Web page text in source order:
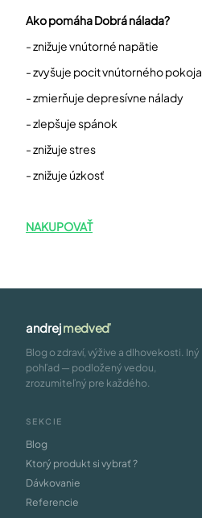
Ako pomáha Dobrá nálada?
- znižuje vnútorné napätie
- zvyšuje pocit vnútorného pokoja
- zmierňuje depresívne nálady
- zlepšuje spánok
- znižuje stres
- znižuje úzkosť
NAKUPOVAŤ
andrejmedveď
Blog o zdraví, výžive a dlhovekosti. Iný
pohľad — podložený vedou,
zrozumiteľný pre každého.
SEKCIE
Blog
Ktorý produkt si vybrať ?
Dávkovanie
Referencie